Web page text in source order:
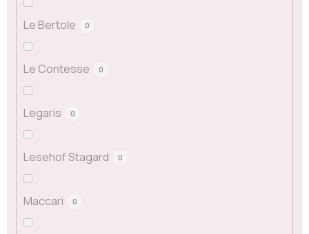
Le Bertole 0
Le Contesse 0
Legaris 0
Lesehof Stagard 0
Maccari 0